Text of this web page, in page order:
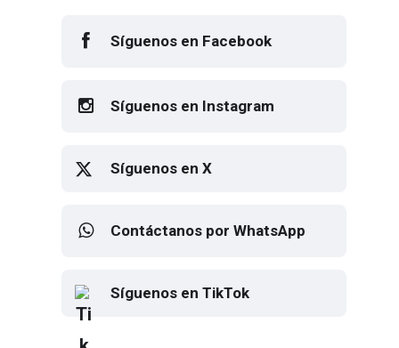
Síguenos en Facebook
Síguenos en Instagram
Síguenos en X
Contáctanos por WhatsApp
Síguenos en TikTok
Elton John regresa a CDMX para
despedirse en el Estadio Banorte